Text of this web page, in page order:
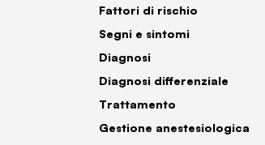
Fattori di rischio
Segni e sintomi
Diagnosi
Diagnosi differenziale
Trattamento
Gestione anestesiologica